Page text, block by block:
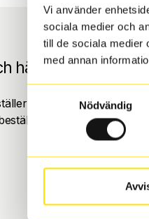
Vi använder
sociala medier och
till de sociala medier
med annan
Nödvändig
hämta hos
dina nya däck eller
anger du